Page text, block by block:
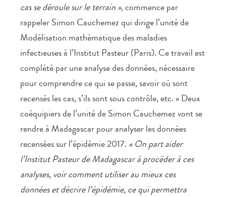
cas se déroule sur le terrain »,commence par
rappeler Simon Cauchemez qui dirige l’unité de
Modélisation mathématique des maladies
infectieuses à l’Institut Pasteur (Paris). Ce travail est
complété par une analyse des données, nécessaire
pour comprendre ce qui se passe, savoir où sont
recensés les cas, s’ils sont sous contrôle, etc. » Deux
coéquipiers de l’unité de Simon Cauchemez vont se
rendre à Madagascar pour analyser les données
recensées sur l’épidémie 2017. « On part aider
l’Institut Pasteur de Madagascar à procéder à ces
analyses, voir comment utiliser au mieux ces
données et décrire l’épidémie, ce qui permettra